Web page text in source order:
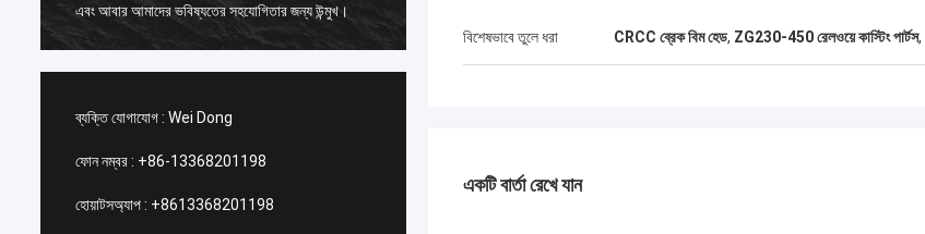
এবং আবার আমাদের ভবিষ্যতের সহযোগিতার জন্য উন্মুখ।
ব্যক্তি যোগাযোগ : Wei Dong
ফোন নম্বর : +86-13368201198
হোয়াটসঅ্যাপ : +8613368201198
বিশেষভাবে তুলে ধরা CRCC ব্রেক বিম হেড, ZG230-450 রেলওয়ে কাস্টিং পার্টস,
একটি বার্তা রেখে যান